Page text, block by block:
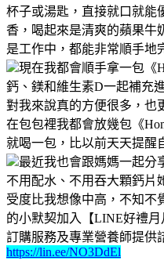
杯子或湯匙，直接就口就能
香，喝起來是清爽的蘋果牛
是工作中，都能非常順手地
現在我都會順手拿一包《
鈣、鎂和維生素D一起補充
對我來說真的方便很多，也
在包包裡我都會放幾包《
就喝一包，比以前天天提醒
最近我也會跟媽媽一起分
不用配水、不用吞大顆鈣片
受度比我想像中高，不知不
的小默契加入【LINE好禮
訂購服務及專業營養師提供
https://lin.ee/NO3DdEl